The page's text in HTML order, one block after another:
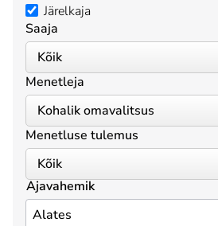
Järelkaja
Saaja
Menetleja
Menetluse tulemus
Ajavahemik
Alates